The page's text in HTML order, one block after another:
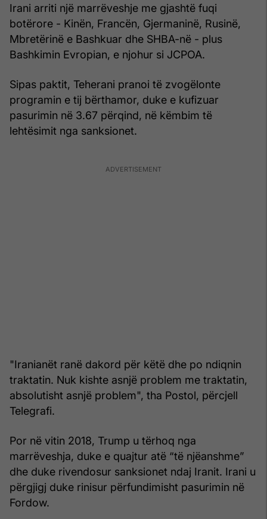
Irani arriti një marrëveshje me gjashtë fuqi
botërore - Kinën, Francën, Gjermaninë, Rusinë,
Mbretërinë e Bashkuar dhe SHBA-në - plus
Bashkimin Evropian, e njohur si JCPOA.
Sipas paktit, Teherani pranoi të zvogëlonte
programin e tij bërthamor, duke e kufizuar
pasurimin në 3.67 përqind, në këmbim të
lehtësimit nga sanksionet.
"Iranianët ranë dakord për këtë dhe po ndiqnin
traktatin. Nuk kishte asnjë problem me traktatin,
absolutisht asnjë problem", tha Postol, përcjell
Telegrafi.
Por në vitin 2018, Trump u tërhoq nga
marrëveshja, duke e quajtur atë “të njëanshme”
dhe duke rivendosur sanksionet ndaj Iranit. Irani u
përgjigj duke rinisur përfundimisht pasurimin në
Fordow.